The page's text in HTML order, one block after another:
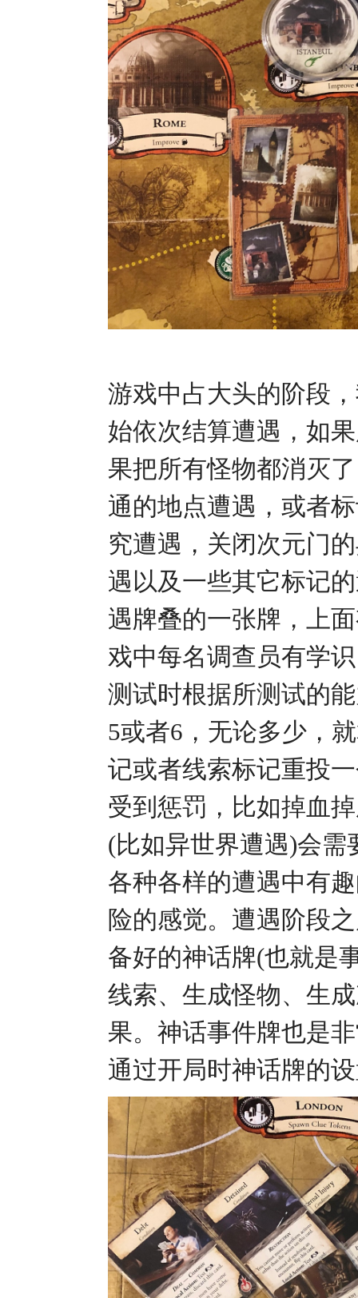
游戏中占大头的阶段
始依次结算遭遇，如
果把所有怪物都消灭
通的地点遭遇，或者
究遭遇，关闭次元门
遇以及一些其它标记
遇牌叠的一张牌，上
戏中每名调查员有学
测试时根据所测试的
5或者6，无论多少，
记或者线索标记重投
受到惩罚，比如掉血
(比如异世界遭遇)会
各种各样的遭遇中有
险的感觉。遭遇阶段
备好的神话牌(也就是
线索、生成怪物、生
果。神话事件牌也是
通过开局时神话牌的